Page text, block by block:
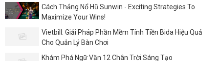
Cách Thắng Nổ Hũ Sunwin - Exciting Strategies To
Maximize Your Wins!
Vietbill: Giải Pháp Phần Mềm Tính Tiền Bida Hiệu Quả
Cho Quản Lý Bàn Chơi
Khám Phá Ngữ Văn 12 Chân Trời Sáng Tạo